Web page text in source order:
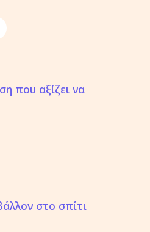
που αξίζει να
στο σπίτι